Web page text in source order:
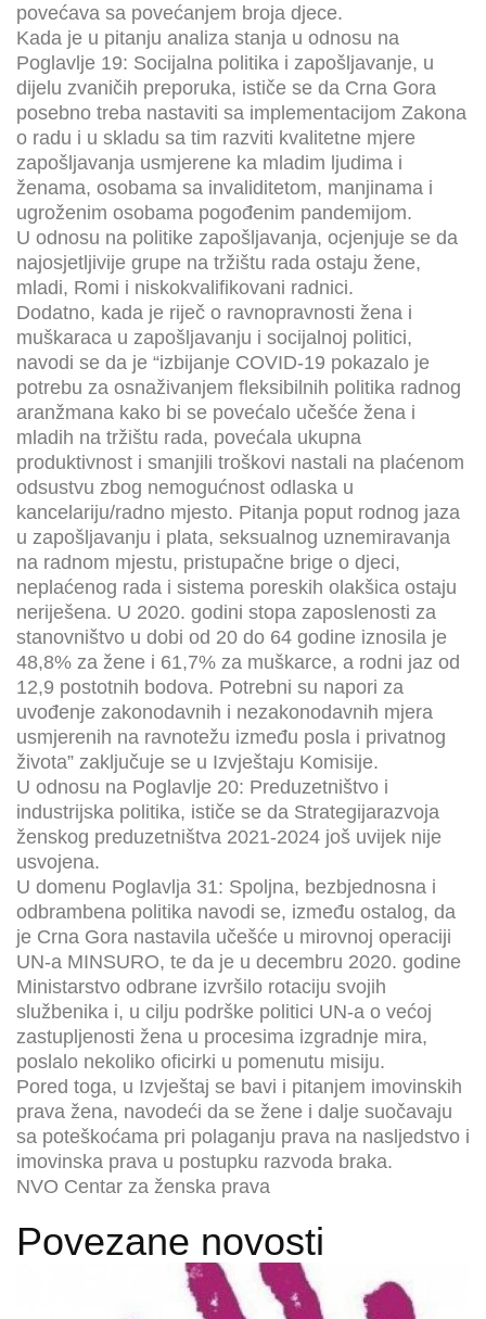
povećava sa povećanjem broja djece.
Kada je u pitanju analiza stanja u odnosu na
Poglavlje 19: Socijalna politika i zapošljavanje, u
dijelu zvaničih preporuka, ističe se da Crna Gora
posebno treba nastaviti sa implementacijom Zakona
o radu i u skladu sa tim razviti kvalitetne mjere
zapošljavanja usmjerene ka mladim ljudima i
ženama, osobama sa invaliditetom, manjinama i
ugroženim osobama pogođenim pandemijom.
U odnosu na politike zapošljavanja, ocjenjuje se da
najosjetljivije grupe na tržištu rada ostaju žene,
mladi, Romi i niskokvalifikovani radnici.
Dodatno, kada je riječ o ravnopravnosti žena i
muškaraca u zapošljavanju i socijalnoj politici,
navodi se da je “izbijanje COVID-19 pokazalo je
potrebu za osnaživanjem fleksibilnih politika radnog
aranžmana kako bi se povećalo učešće žena i
mladih na tržištu rada, povećala ukupna
produktivnost i smanjili troškovi nastali na plaćenom
odsustvu zbog nemogućnost odlaska u
kancelariju/radno mjesto. Pitanja poput rodnog jaza
u zapošljavanju i plata, seksualnog uznemiravanja
na radnom mjestu, pristupačne brige o djeci,
neplaćenog rada i sistema poreskih olakšica ostaju
neriješena. U 2020. godini stopa zaposlenosti za
stanovništvo u dobi od 20 do 64 godine iznosila je
48,8% za žene i 61,7% za muškarce, a rodni jaz od
12,9 postotnih bodova. Potrebni su napori za
uvođenje zakonodavnih i nezakonodavnih mjera
usmjerenih na ravnotežu između posla i privatnog
života” zaključuje se u Izvještaju Komisije.
U odnosu na Poglavlje 20: Preduzetništvo i
industrijska politika, ističe se da Strategijarazvoja
ženskog preduzetništva 2021-2024 još uvijek nije
usvojena.
U domenu Poglavlja 31: Spoljna, bezbjednosna i
odbrambena politika navodi se, između ostalog, da
je Crna Gora nastavila učešće u mirovnoj operaciji
UN-a MINSURO, te da je u decembru 2020. godine
Ministarstvo odbrane izvršilo rotaciju svojih
službenika i, u cilju podrške politici UN-a o većoj
zastupljenosti žena u procesima izgradnje mira,
poslalo nekoliko oficirki u pomenutu misiju.
Pored toga, u Izvještaj se bavi i pitanjem imovinskih
prava žena, navodeći da se žene i dalje suočavaju
sa poteškoćama pri polaganju prava na nasljedstvo i
imovinska prava u postupku razvoda braka.
NVO Centar za ženska prava
Povezane novosti